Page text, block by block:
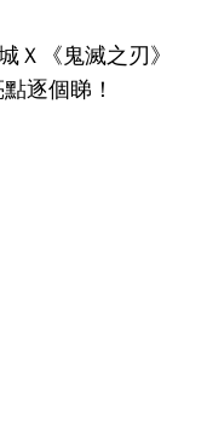
Ｘ《鬼滅之刃》
逐個睇！